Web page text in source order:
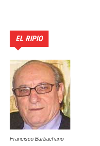
EL RIPIO
Francisco Barbachano